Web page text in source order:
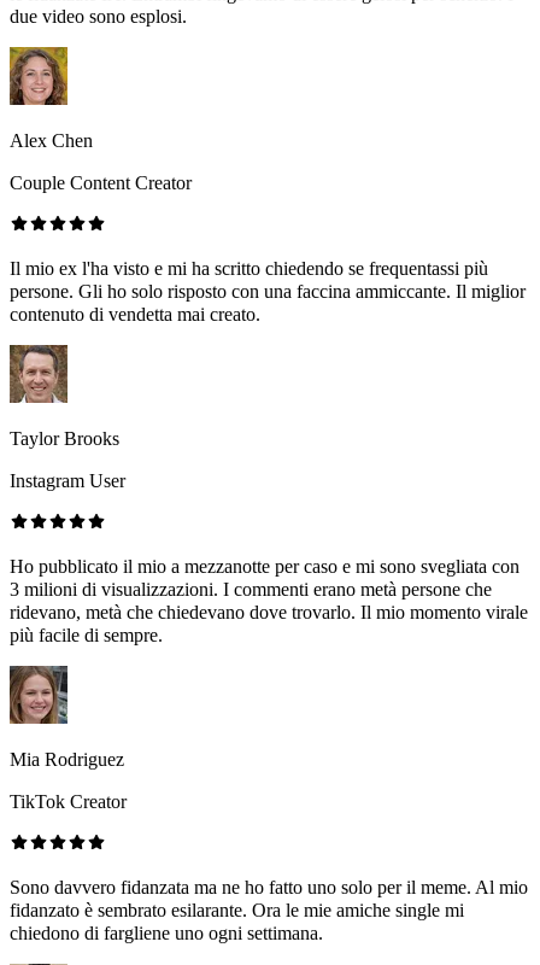
due video sono esplosi.
Alex Chen
Couple Content Creator
Il mio ex l'ha visto e mi ha scritto chiedendo se frequentassi più
persone. Gli ho solo risposto con una faccina ammiccante. Il miglior
contenuto di vendetta mai creato.
Taylor Brooks
Instagram User
Ho pubblicato il mio a mezzanotte per caso e mi sono svegliata con
3 milioni di visualizzazioni. I commenti erano metà persone che
ridevano, metà che chiedevano dove trovarlo. Il mio momento virale
più facile di sempre.
Mia Rodriguez
TikTok Creator
Sono davvero fidanzata ma ne ho fatto uno solo per il meme. Al mio
fidanzato è sembrato esilarante. Ora le mie amiche single mi
chiedono di fargliene uno ogni settimana.